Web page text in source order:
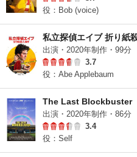
役：Bob (voice)
私立探偵エイブ 折り紙
出演・2020年制作・99分
3.7
役：Abe Applebaum
The Last Blockbuster（
出演・2020年制作・86分
3.4
役：Self